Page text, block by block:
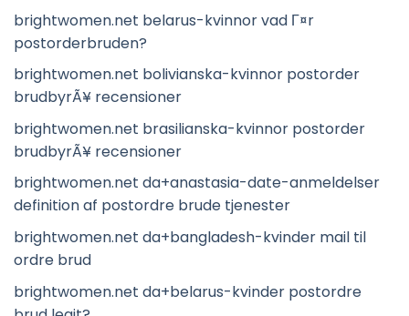
brightwomen.net belarus-kvinnor vad Г¤r
postorderbruden?
brightwomen.net bolivianska-kvinnor postorder
brudbyrÃ¥ recensioner
brightwomen.net brasilianska-kvinnor postorder
brudbyrÃ¥ recensioner
brightwomen.net da+anastasia-date-anmeldelser
definition af postordre brude tjenester
brightwomen.net da+bangladesh-kvinder mail til
ordre brud
brightwomen.net da+belarus-kvinder postordre